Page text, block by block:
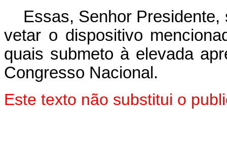
Essas, Senhor
vetar o dispositivo
quais submeto à elevada
Congresso Nacional.
Este texto não substitui o